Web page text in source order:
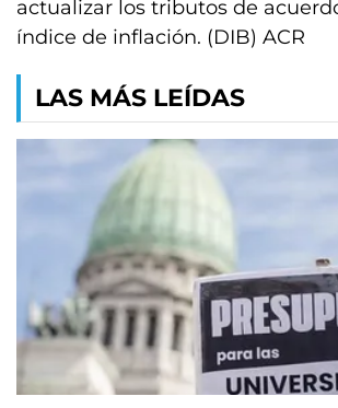
actualizar los tributos de
índice de inflación. (DIB) ACR
LAS MÁS LEÍDAS